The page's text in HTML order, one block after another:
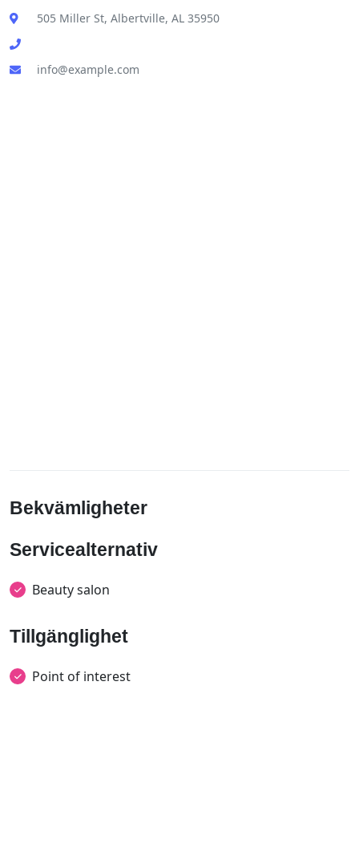
505 Miller St, Albertville, AL 35950
info@example.com
Bekvämligheter
Servicealternativ
Beauty salon
Tillgänglighet
Point of interest